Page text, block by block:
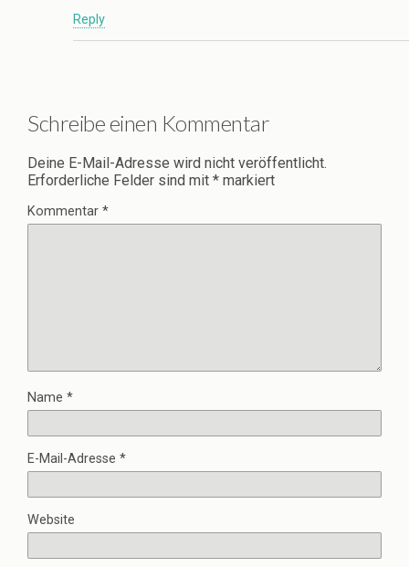
Reply
Schreibe einen Kommentar
Deine E-Mail-Adresse wird nicht veröffentlicht.
Erforderliche Felder sind mit * markiert
Kommentar *
Name *
E-Mail-Adresse *
Website